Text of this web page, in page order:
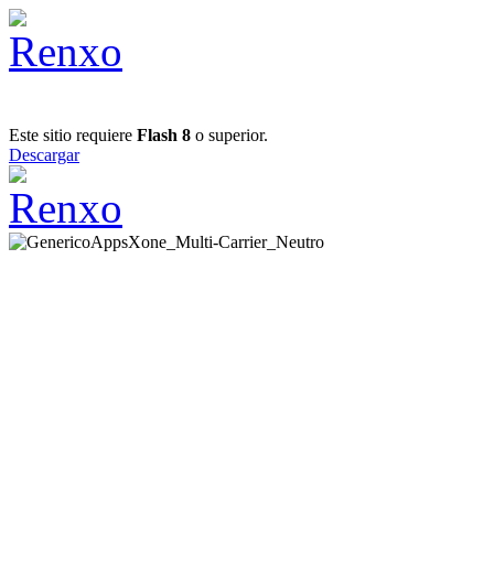
Este sitio requiere Flash 8 o superior.
Descargar